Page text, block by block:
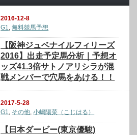
2016-12-8
G1,無料競馬予想
【阪神ジュベナイルフィリーズ
2016】出走予定馬分析｜予想オ
ッズ41.3倍サトノアリシラが混
戦メンバーで穴馬をあける！！
2017-5-28
G1, その他,小嶋陽菜（こじはる）
【日本ダービー(東京優駿)